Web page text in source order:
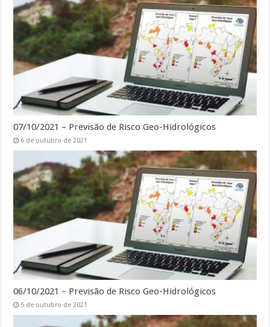
07/10/2021 – Previsão de Risco Geo-Hidrológicos
6 de outubro de 2021
06/10/2021 – Previsão de Risco Geo-Hidrológicos
5 de outubro de 2021